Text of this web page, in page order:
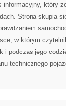
informacyjny, który
Strona skupia
w którym
i podczas jego
technicznego